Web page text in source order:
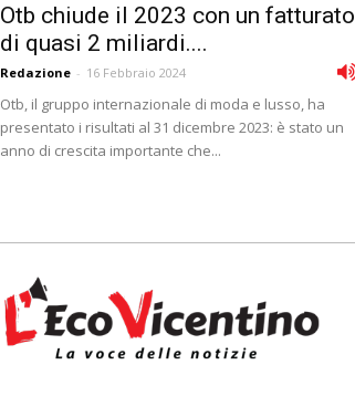
Otb chiude il 2023 con un fatturato
di quasi 2 miliardi....
Redazione - 16 Febbraio 2024
Otb, il gruppo internazionale di moda e lusso, ha
presentato i risultati al 31 dicembre 2023: è stato un
anno di crescita importante che...